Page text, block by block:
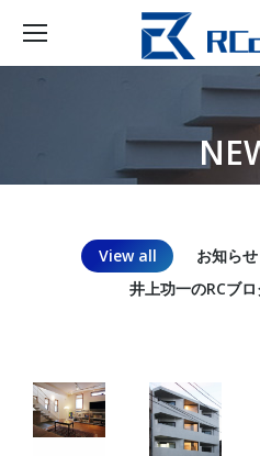
You are
View all お知らせ
井上功一のRCブ